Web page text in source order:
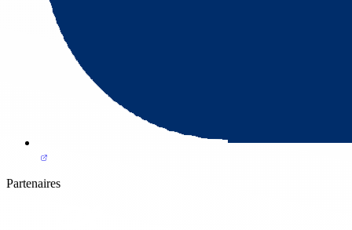
Partenaires